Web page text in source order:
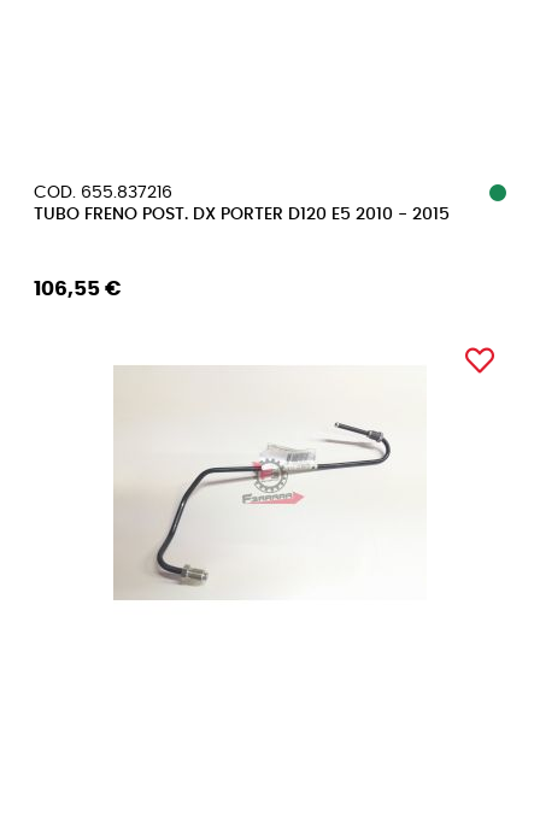
COD. 655.837216
TUBO FRENO POST. DX PORTER D120 E5 2010 - 2015
106,55 €